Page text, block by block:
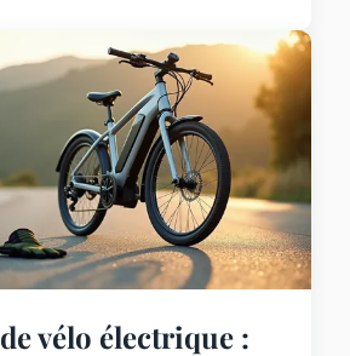
vélo électrique :